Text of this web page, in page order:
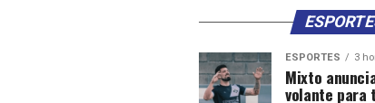
ESPORTES 3
Mixto
volante para